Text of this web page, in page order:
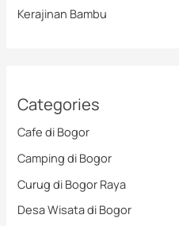
Kerajinan Bambu
Categories
Cafe di Bogor
Camping di Bogor
Curug di Bogor Raya
Desa Wisata di Bogor